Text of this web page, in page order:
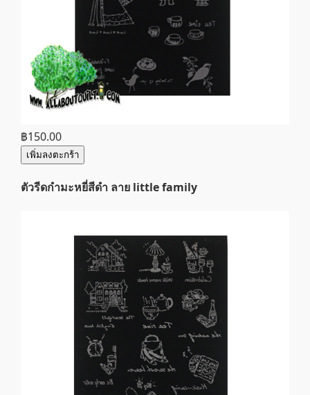
฿150.00
เพิ่มลงตะกร้า
ตัวรีดกำมะหยี่สีดำ ลาย little family